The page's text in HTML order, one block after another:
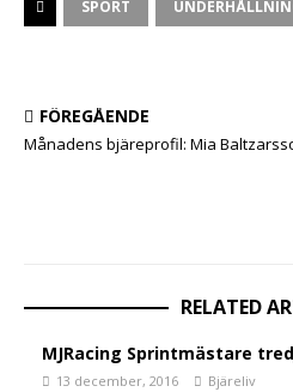
SPORT
FÖREGÅENDE
Månadens bjäreprofil: Mia
RELATED
MJRacing Sprintmästare
13 december, 2016 Bjäreliv